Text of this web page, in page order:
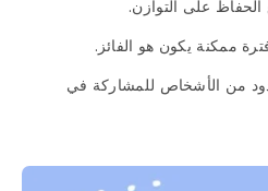
على التوازن.
ممكنة يكون هو الفائز.
من الأشخاص للمشاركة في